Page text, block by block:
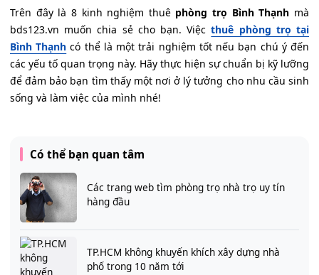
Trên đây là 8 kinh nghiệm thuê phòng trọ Bình Thạnh mà
bds123.vn muốn chia sẻ cho bạn. Việcthuê phòng trọ tại
Bình Thạnh có thể là một trải nghiệm tốt nếu bạn chú ý đến
các yếu tố quan trọng này. Hãy thực hiện sự chuẩn bị kỹ lưỡng
để đảm bảo bạn tìm thấy một nơi ở lý tưởng cho nhu cầu sinh
sống và làm việc của mình nhé!
Có thể bạn quan tâm
Các trang web tìm phòng trọ nhà trọ uy tín
hàng đầu
TP.HCM không khuyến khích xây dựng nhà
phố trong 10 năm tới